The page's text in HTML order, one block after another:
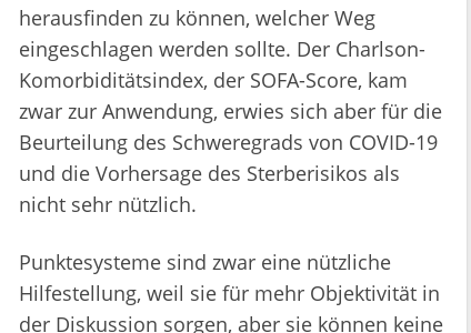
herausfinden zu können, welcher Weg
eingeschlagen werden sollte. Der Charlson-
Komorbiditätsindex, der SOFA-Score, kam
zwar zur Anwendung, erwies sich aber für die
Beurteilung des Schweregrads von COVID-19
und die Vorhersage des Sterberisikos als
nicht sehr nützlich.
Punktesysteme sind zwar eine nützliche
Hilfestellung, weil sie für mehr Objektivität in
der Diskussion sorgen, aber sie können keine